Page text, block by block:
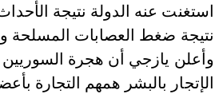
استغنت عنه الدولة نتيجة
نتيجة ضغط العصابات المسلحة
وأعلن يازجي أن هجرة
الإتجار بالبشر همهم التجارة